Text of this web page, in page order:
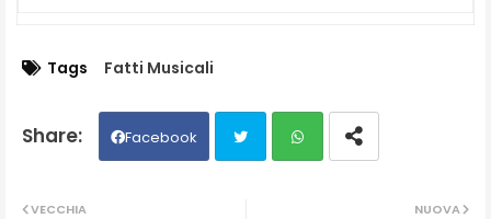
Tags Fatti Musicali
Facebook
NUOVA
VECCHIA